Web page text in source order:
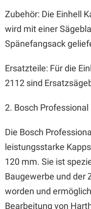
Zubehör: Die Einhell
wird mit einer
Spänefangsack
Ersatzteile: Für die
2112 sind
2. Bosch Professional
Die Bosch
leistungsstarke
120 mm. Sie ist
Baugewerbe und
worden und
Bearbeitung von